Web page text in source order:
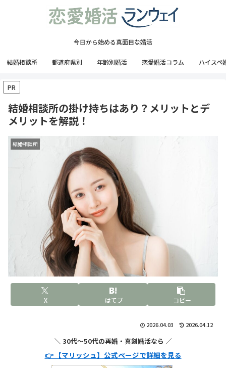
今日から始める真面目な婚活
結婚相談所 都道府県別 年齢別婚活 恋愛婚活コラム ハイスペ
PR
結婚相談所の掛け持ちはあり？メリットとデ
メリットを解説！
結婚相談所
X はてブ コピー
2026.04.03 2026.04.12
＼ 30代〜50代の再婚・真剣婚活なら ／
👉 【マリッシュ】公式ページで詳細を見る